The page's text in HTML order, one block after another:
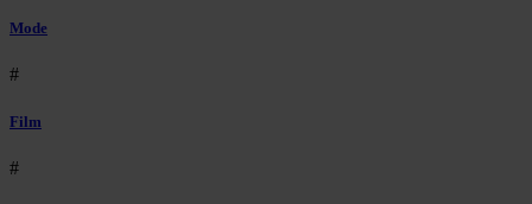
Mode
#
Film
#